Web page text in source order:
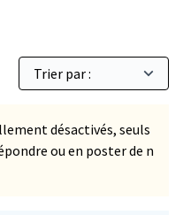
désactivés, seuls
ou en poster de n